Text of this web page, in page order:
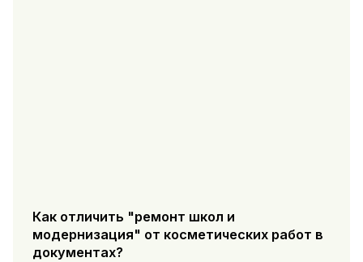
Как отличить "ремонт школ и
модернизация" от косметических работ в
документах?